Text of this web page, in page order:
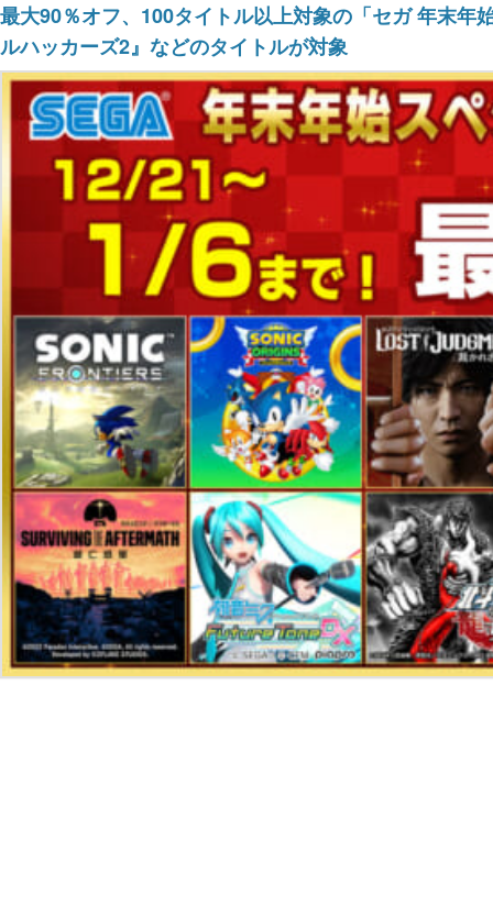
最大90％オフ、100タイトル以上対象の「セガ 年末
ルハッカーズ2』などのタイトルが対象